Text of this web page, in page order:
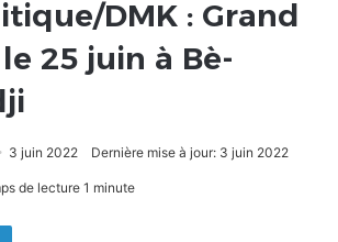
DMK : Grand
25 juin à Bè-
3 juin 2022 Dernière mise à jour: 3 juin 2022
de lecture 1 minute
Linkedin